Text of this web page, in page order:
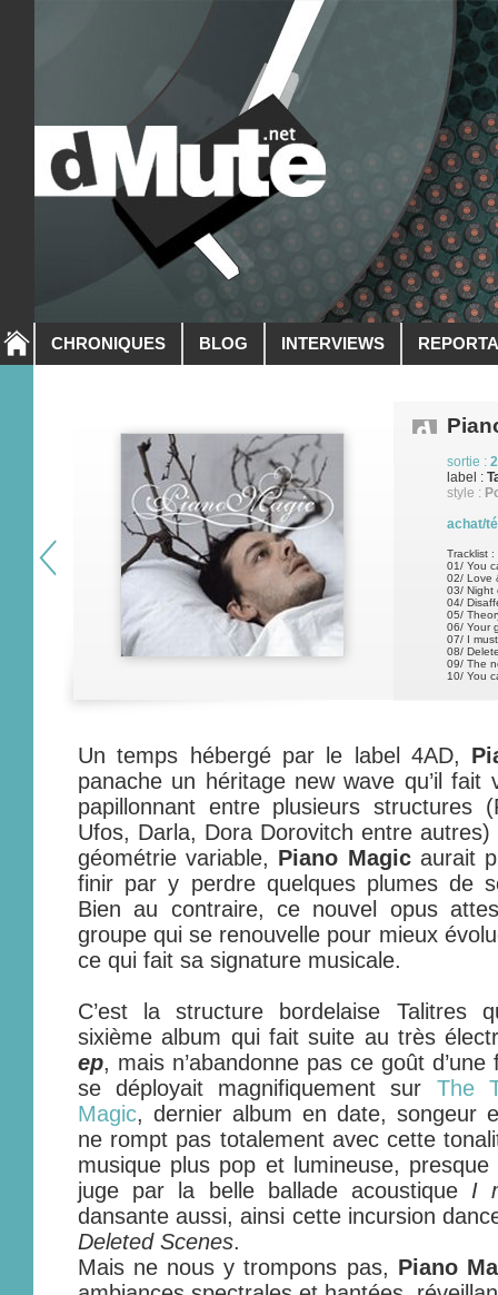
CHRONIQUES BLOG INTERVIEWS
sortie :
label :
style :
achat/
Tracklist :
01/ You
02/ Love
03/ Night
04/
05/
06/ Your
07/ I
08/
09/ The
10/ You
Un temps hébergé par le label 4AD,
panache un héritage new wave qu’il fait
papillonnant entre plusieurs structures
Ufos, Darla, Dora Dorovitch entre
géométrie variable, Piano Magicaurait
finir par y perdre quelques plumes de
Bien au contraire, ce nouvel opus
groupe qui se renouvelle pour mieux
ce qui fait sa signature musicale.
C’est la structure bordelaise Talitres
sixième album qui fait suite au très
ep, mais n’abandonne pas ce goût
se déployait magnifiquement sur The
Magic, dernier album en date, songeur
ne rompt pas totalement avec cette
musique plus pop et lumineuse,
juge par la belle ballade acoustique I
dansante aussi, ainsi cette incursion
Deleted Scenes.
Mais ne nous y trompons pas, Piano